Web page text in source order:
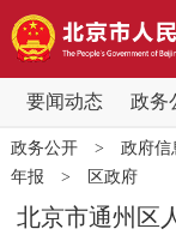
要闻动态 政务
要闻动态
党中央精神
北京要闻
政务公开> 政府信
年报 > 区政府
北京市通州区